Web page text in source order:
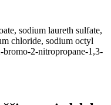
sodium laureth sulfate,
chloride, sodium octyl
bromo-2-nitropropane-1,3-